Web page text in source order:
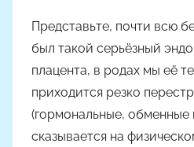
Представьте, почти всю
был такой серьёзный
плацента, в родах мы её
приходится резко
(гормональные, обменные
сказывается на